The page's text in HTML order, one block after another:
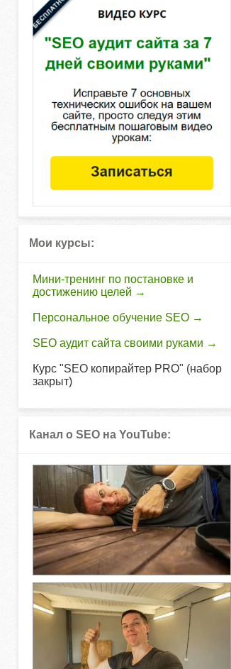
Мои курсы:
Мини-тренинг по постановке и
достижению целей →
Персональное обучение SEO →
SEO аудит сайта своими руками →
Курс "SEO копирайтер PRO" (набор
закрыт)
Канал о SEO на YouTube: